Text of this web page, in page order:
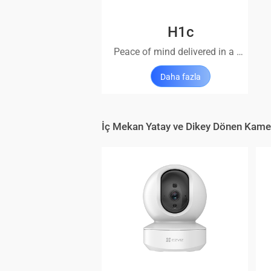
H1c
Peace of mind delivered in a petite way
Daha fazla
İç Mekan Yatay ve Dikey Dönen